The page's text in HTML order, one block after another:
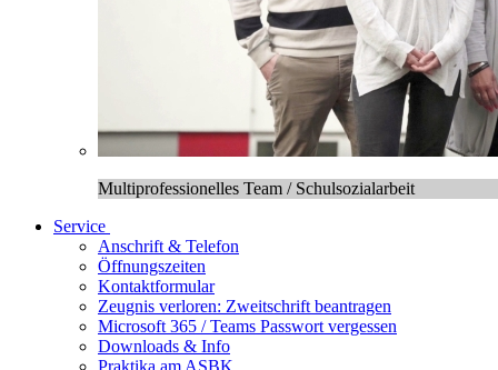
Multiprofessionelles Team / Schulsozialarbeit
Service
Anschrift & Telefon
Öffnungszeiten
Kontaktformular
Zeugnis verloren: Zweitschrift beantragen
Microsoft 365 / Teams Passwort vergessen
Downloads & Info
Praktika am ASBK